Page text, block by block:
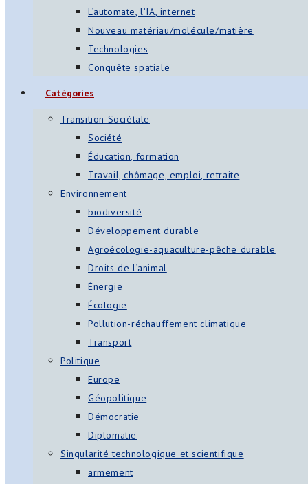
L’automate, l’IA, internet
Nouveau matériau/molécule/matière
Technologies
Conquête spatiale
Catégories
Transition Sociétale
Société
Éducation, formation
Travail, chômage, emploi, retraite
Environnement
biodiversité
Développement durable
Agroécologie-aquaculture-pêche durable
Droits de l’animal
Énergie
Écologie
Pollution-réchauffement climatique
Transport
Politique
Europe
Géopolitique
Démocratie
Diplomatie
Singularité technologique et scientifique
armement